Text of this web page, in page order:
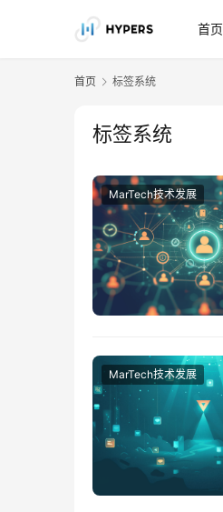
首页
首页 标签系统
标签系统
MarTech技术发展
MarTech技术发展